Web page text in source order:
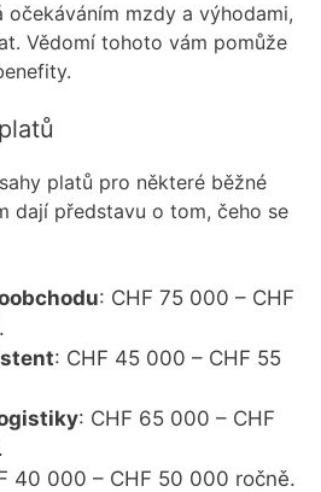
očekáváním mzdy a výhodami,
Vědomí tohoto vám pomůže
platů pro některé běžné
dají představu o tom, čeho se
: CHF 75 000 – CHF
: CHF 45 000 – CHF 55
: CHF 65 000 – CHF
40 000 – CHF 50 000 ročně.